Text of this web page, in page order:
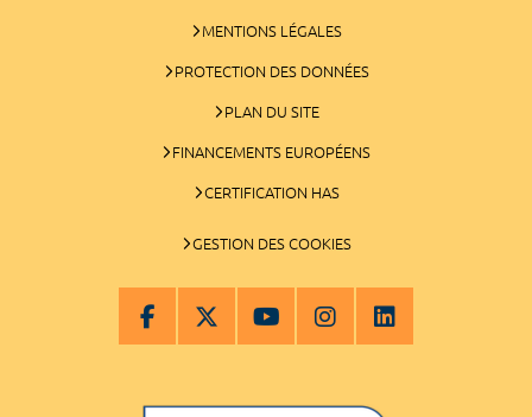
MENTIONS LÉGALES
PROTECTION DES DONNÉES
PLAN DU SITE
FINANCEMENTS EUROPÉENS
CERTIFICATION HAS
GESTION DES COOKIES